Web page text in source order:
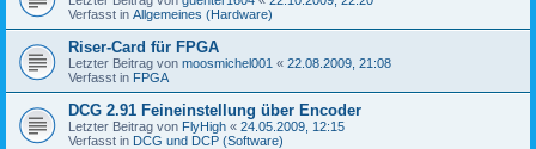
Verfasst in Allgemeines (Hardware)
Riser-Card für FPGA
Letzter Beitrag von moosmichel001 « 22.08.2009, 21:08
Verfasst in FPGA
DCG 2.91 Feineinstellung über Encoder
Letzter Beitrag von FlyHigh « 24.05.2009, 12:15
Verfasst in DCG und DCP (Software)